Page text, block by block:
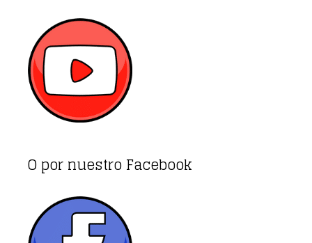
O por nuestro Facebook